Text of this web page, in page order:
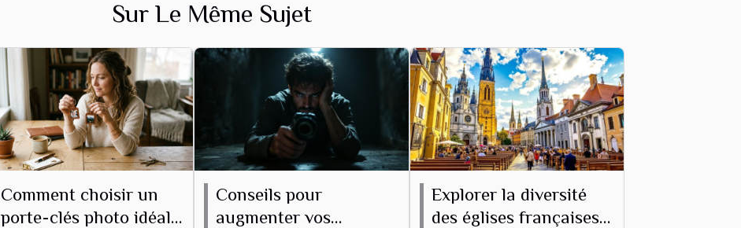
Sur Le Même Sujet
Comment choisir un
porte-clés photo idéal
Conseils pour
augmenter vos
Explorer la diversité
des églises françaises à